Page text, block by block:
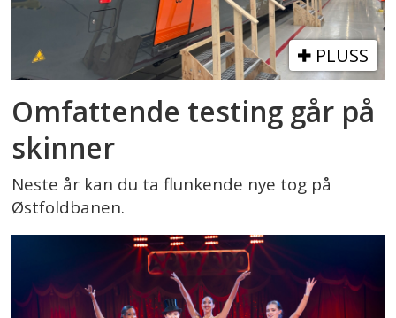
PLUSS
Omfattende testing går på
skinner
Neste år kan du ta flunkende nye tog på
Østfoldbanen.